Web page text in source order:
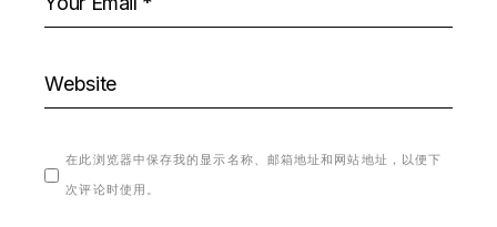
在此浏览器中保存我的显示名称、邮箱地址和网站地址，以便下
次评论时使用。